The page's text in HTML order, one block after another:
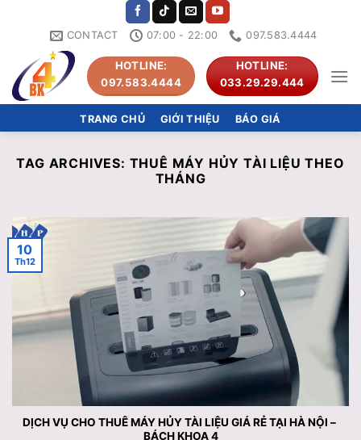
CONTACT 07:00 - 22:00 097.583.4444
HOTLINE:
097.583.4444
HOTLINE:
033.29.29.444
TRANG CHỦ GIỚI THIỆU BÁO GIÁ
TAG ARCHIVES: THUÊ MÁY HỦY TÀI LIỆU THEO
THÁNG
DỊCH VỤ CHO THUÊ MÁY HỦY TÀI LIỆU GIÁ RẺ TẠI HÀ NỘI –
BÁCH KHOA 4
10
Th12